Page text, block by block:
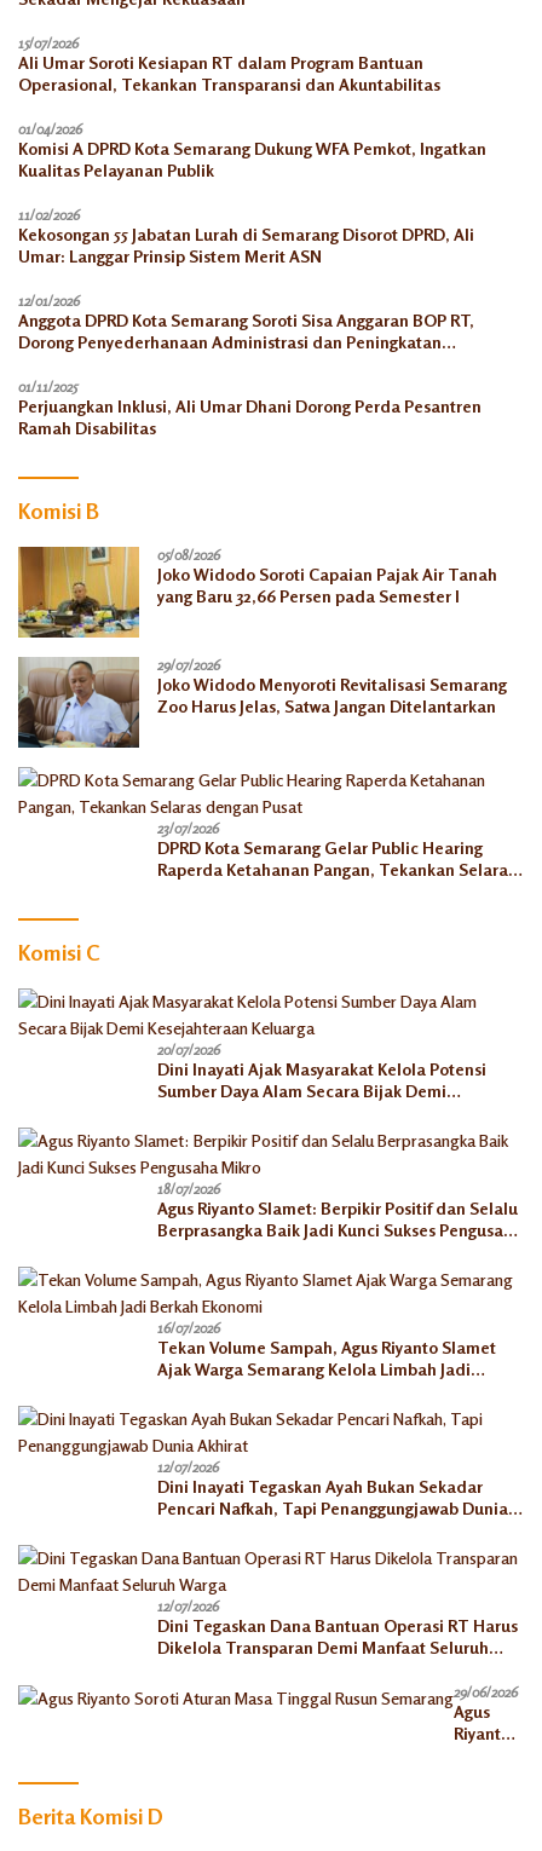
15/07/2026
Ali Umar Soroti Kesiapan RT dalam Program Bantuan
Operasional, Tekankan Transparansi dan Akuntabilitas
01/04/2026
Komisi A DPRD Kota Semarang Dukung WFA Pemkot, Ingatkan
Kualitas Pelayanan Publik
11/02/2026
Kekosongan 55 Jabatan Lurah di Semarang Disorot DPRD, Ali
Umar: Langgar Prinsip Sistem Merit ASN
12/01/2026
Anggota DPRD Kota Semarang Soroti Sisa Anggaran BOP RT,
Dorong Penyederhanaan Administrasi dan Peningkatan
01/11/2025
Perjuangkan Inklusi, Ali Umar Dhani Dorong Perda Pesantren
Ramah Disabilitas
Komisi B
05/08/2026
Joko Widodo Soroti Capaian Pajak Air Tanah
yang Baru 32,66 Persen pada Semester I
29/07/2026
Joko Widodo Menyoroti Revitalisasi Semarang
Zoo Harus Jelas, Satwa Jangan Ditelantarkan
23/07/2026
DPRD Kota Semarang Gelar Public Hearing
Raperda Ketahanan Pangan, Tekankan Selaras
Komisi C
20/07/2026
Dini Inayati Ajak Masyarakat Kelola Potensi
Sumber Daya Alam Secara Bijak Demi
18/07/2026
Agus Riyanto Slamet: Berpikir Positif dan Selalu
Berprasangka Baik Jadi Kunci Sukses Pengusaha
16/07/2026
Tekan Volume Sampah, Agus Riyanto Slamet
Ajak Warga Semarang Kelola Limbah Jadi
12/07/2026
Dini Inayati Tegaskan Ayah Bukan Sekadar
Pencari Nafkah, Tapi Penanggungjawab Dunia
12/07/2026
Dini Tegaskan Dana Bantuan Operasi RT Harus
Dikelola Transparan Demi Manfaat Seluruh
29/06/2026
Agus
Riyanto
Berita Komisi D